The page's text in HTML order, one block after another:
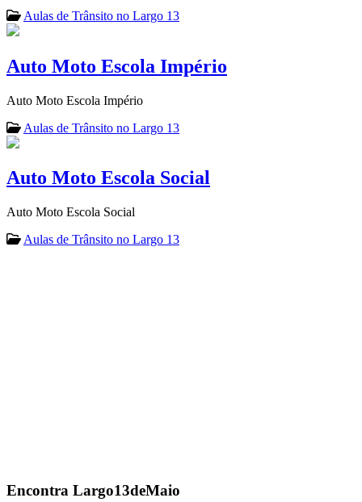
Aulas de Trânsito no Largo 13
Auto Moto Escola Império
Auto Moto Escola Império
Aulas de Trânsito no Largo 13
Auto Moto Escola Social
Auto Moto Escola Social
Aulas de Trânsito no Largo 13
Encontra Largo13deMaio